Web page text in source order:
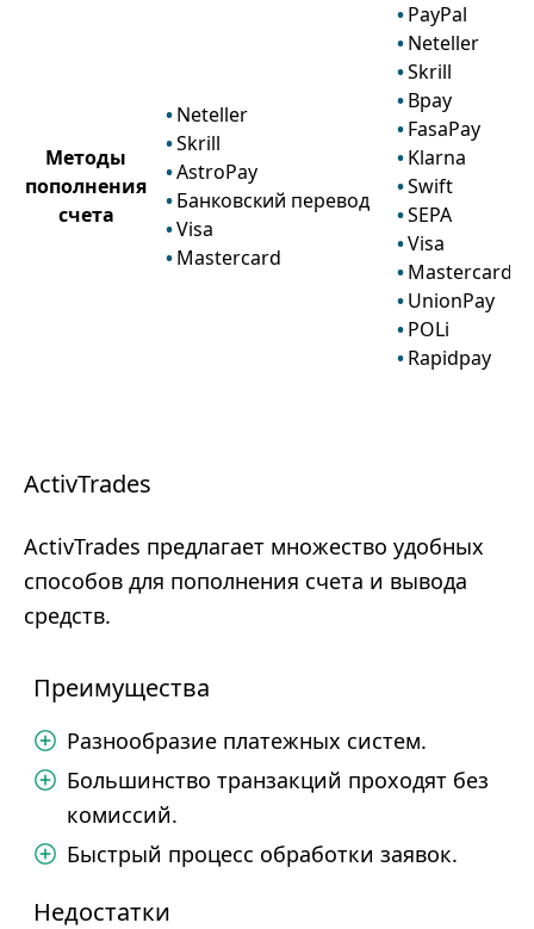
Методы
пополнения
счета
Neteller
Skrill
AstroPay
Банковский перевод
Visa
Mastercard
PayPal
Neteller
Skrill
Bpay
FasaPay
Klarna
Swift
SEPA
Visa
Mastercard
UnionPay
POLi
Rapidpay
ActivTrades
ActivTrades предлагает множество удобных
способов для пополнения счета и вывода
средств.
Преимущества
Разнообразие платежных систем.
Большинство транзакций проходят без
комиссий.
Быстрый процесс обработки заявок.
Недостатки